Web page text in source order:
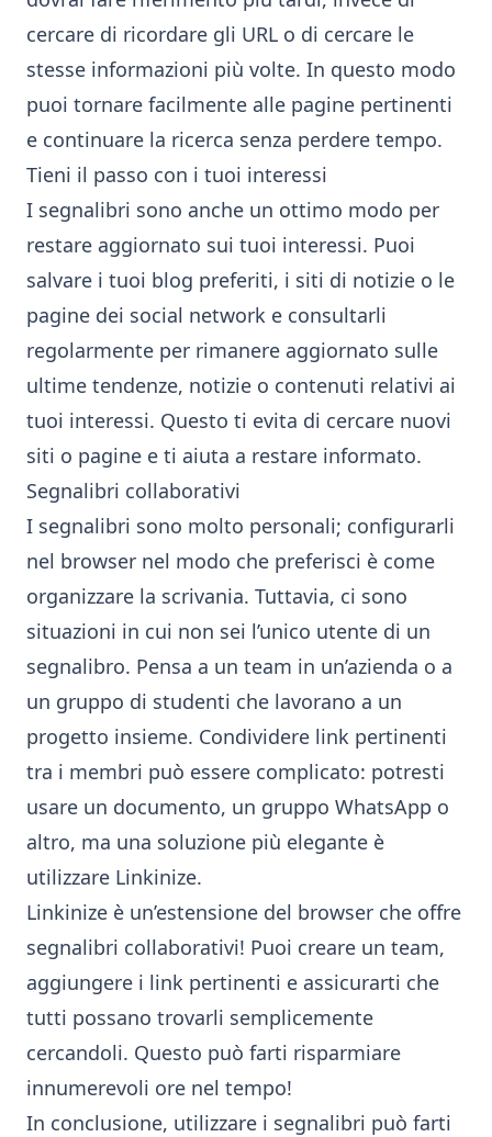
cercare di ricordare gli URL o di cercare le
stesse informazioni più volte. In questo modo
puoi tornare facilmente alle pagine pertinenti
e continuare la ricerca senza perdere tempo.
Tieni il passo con i tuoi interessi
I segnalibri sono anche un ottimo modo per
restare aggiornato sui tuoi interessi. Puoi
salvare i tuoi blog preferiti, i siti di notizie o le
pagine dei social network e consultarli
regolarmente per rimanere aggiornato sulle
ultime tendenze, notizie o contenuti relativi ai
tuoi interessi. Questo ti evita di cercare nuovi
siti o pagine e ti aiuta a restare informato.
Segnalibri collaborativi
I segnalibri sono molto personali; configurarli
nel browser nel modo che preferisci è come
organizzare la scrivania. Tuttavia, ci sono
situazioni in cui non sei l’unico utente di un
segnalibro. Pensa a un team in un’azienda o a
un gruppo di studenti che lavorano a un
progetto insieme. Condividere link pertinenti
tra i membri può essere complicato: potresti
usare un documento, un gruppo WhatsApp o
altro, ma una soluzione più elegante è
utilizzare Linkinize.
Linkinize è un’estensione del browser che offre
segnalibri collaborativi! Puoi creare un team,
aggiungere i link pertinenti e assicurarti che
tutti possano trovarli semplicemente
cercandoli. Questo può farti risparmiare
innumerevoli ore nel tempo!
In conclusione, utilizzare i segnalibri può farti